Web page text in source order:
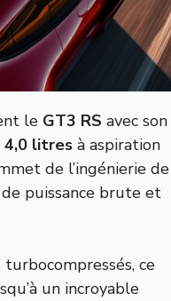
le GT3 RS avec son
4,0 litres à aspiration
de l’ingénierie de
puissance brute et
ce
un incroyable